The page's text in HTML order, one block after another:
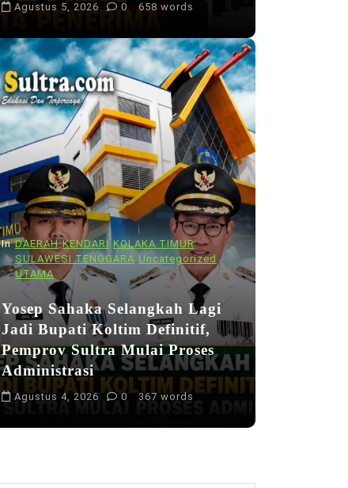
Agustus 5, 2026 0 658 words
In DAERAH KENDARI KOLAKA TIMUR
SULAWESI TENGGARA Uncategorized
UTAMA
Yosep Sahaka Selangkah Lagi
Jadi Bupati Koltim Definitif,
Pemprov Sultra Mulai Proses
Administrasi
Agustus 4, 2026 0 367 words